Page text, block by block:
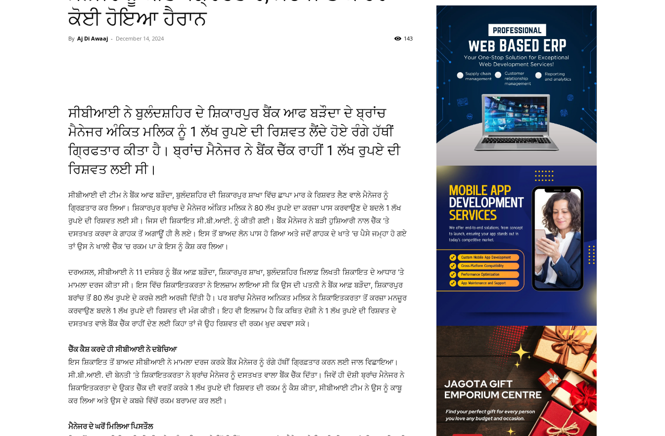
ਕੋਈ ਹੋਇਆ ਹੈਰਾਨ
By Aj Di Awaaj - December 14, 2024 143
Linkedin Email
ਸੀਬੀਆਈ ਨੇ ਬੁਲੰਦਸ਼ਹਿਰ ਦੇ ਸ਼ਿਕਾਰਪੁਰ ਬੈਂਕ ਆਫ ਬੜੌਦਾ ਦੇ ਬ੍ਰਾਂਚ
ਮੈਨੇਜਰ ਅੰਕਿਤ ਮਲਿਕ ਨੂੰ 1 ਲੱਖ ਰੁਪਏ ਦੀ ਰਿਸ਼ਵਤ ਲੈਂਦੇ ਹੋਏ ਰੰਗੇ ਹੱਥੀਂ
ਗ੍ਰਿਫਤਾਰ ਕੀਤਾ ਹੈ। ਬ੍ਰਾਂਚ ਮੈਨੇਜਰ ਨੇ ਬੈਂਕ ਚੈੱਕ ਰਾਹੀਂ 1 ਲੱਖ ਰੁਪਏ ਦੀ
ਰਿਸ਼ਵਤ ਲਈ ਸੀ।
ਸੀਬੀਆਈ ਦੀ ਟੀਮ ਨੇ ਬੈਂਕ ਆਫ ਬੜੌਦਾ, ਬੁਲੰਦਸ਼ਹਿਰ ਦੀ ਸ਼ਿਕਾਰਪੁਰ ਸ਼ਾਖਾ ਵਿੱਚ ਛਾਪਾ ਮਾਰ ਕੇ ਰਿਸ਼ਵਤ ਲੈਣ ਵਾਲੇ ਮੈਨੇਜਰ ਨੂੰ
ਗ੍ਰਿਫ਼ਤਾਰ ਕਰ ਲਿਆ। ਸ਼ਿਕਾਰਪੁਰ ਬ੍ਰਾਂਚ ਦੇ ਮੈਨੇਜਰ ਅੰਕਿਤ ਮਲਿਕ ਨੇ 80 ਲੱਖ ਰੁਪਏ ਦਾ ਕਰਜ਼ਾ ਪਾਸ ਕਰਵਾਉਣ ਦੇ ਬਦਲੇ 1 ਲੱਖ
ਰੁਪਏ ਦੀ ਰਿਸ਼ਵਤ ਲਈ ਸੀ। ਜਿਸ ਦੀ ਸ਼ਿਕਾਇਤ ਸੀ.ਬੀ.ਆਈ. ਨੂੰ ਕੀਤੀ ਗਈ। ਬੈਂਕ ਮੈਨੇਜਰ ਨੇ ਬੜੀ ਹੁਸ਼ਿਆਰੀ ਨਾਲ ਚੈੱਕ ‘ਤੇ
ਦਸਤਖਤ ਕਰਵਾ ਕੇ ਗਾਹਕ ਤੋਂ ਅਗਾਊਂ ਹੀ ਲੈ ਲਏ। ਇਸ ਤੋਂ ਬਾਅਦ ਲੋਨ ਪਾਸ ਹੋ ਗਿਆ ਅਤੇ ਜਦੋਂ ਗਾਹਕ ਦੇ ਖਾਤੇ ‘ਚ ਪੈਸੇ ਜਮ੍ਹਾ ਹੋ ਗਏ
ਤਾਂ ਉਸ ਨੇ ਖਾਲੀ ਚੈੱਕ ‘ਚ ਰਕਮ ਪਾ ਕੇ ਇਸ ਨੂੰ ਕੈਸ਼ ਕਰ ਲਿਆ।
ਦਰਅਸਲ, ਸੀਬੀਆਈ ਨੇ 11 ਦਸੰਬਰ ਨੂੰ ਬੈਂਕ ਆਫ਼ ਬੜੌਦਾ, ਸ਼ਿਕਾਰਪੁਰ ਸ਼ਾਖਾ, ਬੁਲੰਦਸ਼ਹਿਰ ਖ਼ਿਲਾਫ਼ ਲਿਖਤੀ ਸ਼ਿਕਾਇਤ ਦੇ ਆਧਾਰ ‘ਤੇ
ਮਾਮਲਾ ਦਰਜ ਕੀਤਾ ਸੀ। ਇਸ ਵਿੱਚ ਸ਼ਿਕਾਇਤਕਰਤਾ ਨੇ ਇਲਜ਼ਾਮ ਲਾਇਆ ਸੀ ਕਿ ਉਸ ਦੀ ਪਤਨੀ ਨੇ ਬੈਂਕ ਆਫ਼ ਬੜੌਦਾ, ਸ਼ਿਕਾਰਪੁਰ
ਬਰਾਂਚ ਤੋਂ 80 ਲੱਖ ਰੁਪਏ ਦੇ ਕਰਜ਼ੇ ਲਈ ਅਰਜ਼ੀ ਦਿੱਤੀ ਹੈ। ਪਰ ਬਰਾਂਚ ਮੈਨੇਜਰ ਅਨਿਕਤ ਮਲਿਕ ਨੇ ਸ਼ਿਕਾਇਤਕਰਤਾ ਤੋਂ ਕਰਜ਼ਾ ਮਨਜ਼ੂਰ
ਕਰਵਾਉਣ ਬਦਲੇ 1 ਲੱਖ ਰੁਪਏ ਦੀ ਰਿਸ਼ਵਤ ਦੀ ਮੰਗ ਕੀਤੀ। ਇਹ ਵੀ ਇਲਜ਼ਾਮ ਹੈ ਕਿ ਕਥਿਤ ਦੋਸ਼ੀ ਨੇ 1 ਲੱਖ ਰੁਪਏ ਦੀ ਰਿਸ਼ਵਤ ਦੇ
ਦਸਤਖਤ ਵਾਲੇ ਬੈਂਕ ਚੈੱਕ ਰਾਹੀਂ ਦੇਣ ਲਈ ਕਿਹਾ ਤਾਂ ਜੋ ਉਹ ਰਿਸ਼ਵਤ ਦੀ ਰਕਮ ਖੁਦ ਕਢਵਾ ਸਕੇ।
ਚੈੱਕ ਕੈਸ਼ ਕਰਦੇ ਹੀ ਸੀਬੀਆਈ ਨੇ ਦਬੋਚਿਆ
ਇਸ ਸ਼ਿਕਾਇਤ ਤੋਂ ਬਾਅਦ ਸੀਬੀਆਈ ਨੇ ਮਾਮਲਾ ਦਰਜ ਕਰਕੇ ਬੈਂਕ ਮੈਨੇਜਰ ਨੂੰ ਰੰਗੇ ਹੱਥੀਂ ਗ੍ਰਿਫ਼ਤਾਰ ਕਰਨ ਲਈ ਜਾਲ ਵਿਛਾਇਆ।
ਸੀ.ਬੀ.ਆਈ. ਦੀ ਬੇਨਤੀ ‘ਤੇ ਸ਼ਿਕਾਇਤਕਰਤਾ ਨੇ ਬ੍ਰਾਂਚ ਮੈਨੇਜਰ ਨੂੰ ਦਸਤਖਤ ਵਾਲਾ ਬੈਂਕ ਚੈੱਕ ਦਿੱਤਾ। ਜਿਵੇਂ ਹੀ ਦੋਸ਼ੀ ਬ੍ਰਾਂਚ ਮੈਨੇਜਰ ਨੇ
ਸ਼ਿਕਾਇਤਕਰਤਾ ਦੇ ਉਕਤ ਚੈੱਕ ਦੀ ਵਰਤੋਂ ਕਰਕੇ 1 ਲੱਖ ਰੁਪਏ ਦੀ ਰਿਸ਼ਵਤ ਦੀ ਰਕਮ ਨੂੰ ਕੈਸ਼ ਕੀਤਾ, ਸੀਬੀਆਈ ਟੀਮ ਨੇ ਉਸ ਨੂੰ ਕਾਬੂ
ਕਰ ਲਿਆ ਅਤੇ ਉਸ ਦੇ ਕਬਜ਼ੇ ਵਿੱਚੋਂ ਰਕਮ ਬਰਾਮਦ ਕਰ ਲਈ।
ਮੈਨੇਜਰ ਦੇ ਘਰੋਂ ਮਿਲਿਆ ਪਿਸਤੌਲ